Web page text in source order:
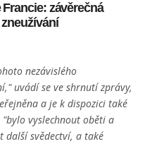
závěrečná
nezávislého
uvádí se ve shrnutí zprávy,
a je k dispozici také
vyslechnout oběti a
další svědectví, a také